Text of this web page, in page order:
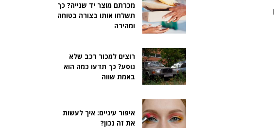
מכרתם מוצר יד שנייה? כך
תשלחו אותו בצורה בטוחה
ומהירה
רוצים למכור רכב שלא
נוסע? כך תדעו כמה הוא
באמת שווה
איפור עיניים: איך לעשות
את זה נכון?